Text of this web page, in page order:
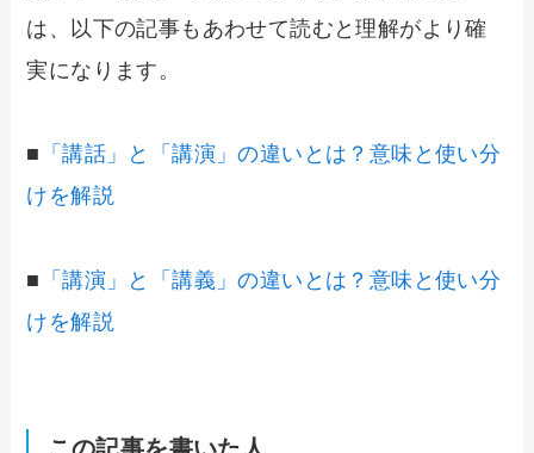
は、以下の記事もあわせて読むと理解がより確
実になります。
■ 「講話」と「講演」の違いとは？意味と使い分
けを解説
■ 「講演」と「講義」の違いとは？意味と使い分
けを解説